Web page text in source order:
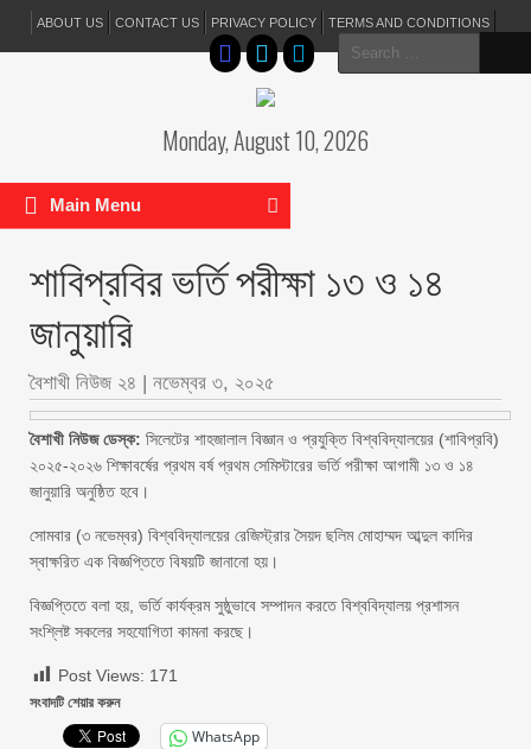
ABOUT US CONTACT US PRIVACY POLICY TERMS AND CONDITIONS
Search
for:
Monday, August 10, 2026
Main Menu
শাবিপ্রবির ভর্তি পরীক্ষা ১৩ ও ১৪
জানুয়ারি
বৈশাখী নিউজ ২৪ | নভেম্বর ৩, ২০২৫
বৈশাখী নিউজ ডেস্ক: সিলেটের শাহজালাল বিজ্ঞান ও প্রযুক্তি বিশ্ববিদ্যালয়ের (শাবিপ্রবি)
২০২৫-২০২৬ শিক্ষাবর্ষের প্রথম বর্ষ প্রথম সেমিস্টারের ভর্তি পরীক্ষা আগামী ১৩ ও ১৪
জানুয়ারি অনুষ্ঠিত হবে।
সোমবার (৩ নভেম্বর) বিশ্ববিদ্যালয়ের রেজিস্ট্রার সৈয়দ ছলিম মোহাম্মদ আব্দুল কাদির
স্বাক্ষরিত এক বিজ্ঞপ্তিতে বিষয়টি জানানো হয়।
বিজ্ঞপ্তিতে বলা হয়, ভর্তি কার্যক্রম সুষ্ঠুভাবে সম্পাদন করতে বিশ্ববিদ্যালয় প্রশাসন
সংশ্লিষ্ট সকলের সহযোগিতা কামনা করছে।
Post Views: 171
সংবাদটি শেয়ার করুন
WhatsApp